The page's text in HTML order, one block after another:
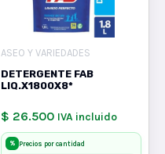
ASEO Y VARIEDADES
DETERGENTE FAB
LIQ.X1800X8*
$ 26.500 IVA incluido
% Precios por cantidad